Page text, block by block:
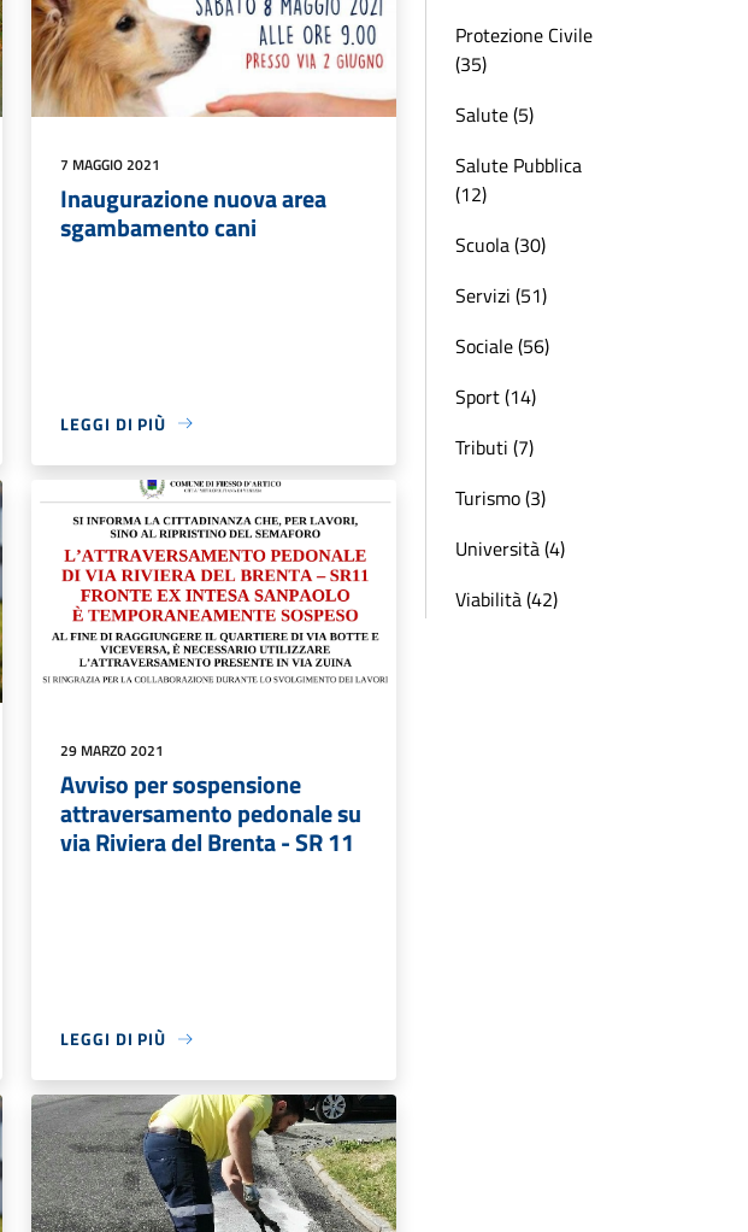
7 MAGGIO 2021
Inaugurazione nuova area
sgambamento cani
LEGGI DI PIÙ
29 MARZO 2021
Avviso per sospensione
attraversamento pedonale su
via Riviera del Brenta - SR 11
LEGGI DI PIÙ
Protezione Civile
(35)
Salute (5)
Salute Pubblica
(12)
Scuola (30)
Servizi (51)
Sociale (56)
Sport (14)
Tributi (7)
Turismo (3)
Università (4)
Viabilità (42)